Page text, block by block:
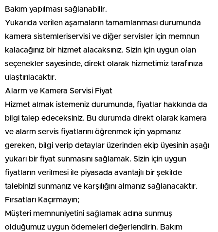
Bakım yapılması sağlanabilir.
Yukarıda verilen aşamaların tamamlanması durumunda
kamera sistemleriservisi ve diğer servisler için memnun
kalacağınız bir hizmet alacaksınız. Sizin için uygun olan
seçenekler sayesinde, direkt olarak hizmetimiz tarafınıza
ulaştırılacaktır.
Alarm ve Kamera Servisi Fiyat
Hizmet almak istemeniz durumunda, fiyatlar hakkında da
bilgi talep edeceksiniz. Bu durumda direkt olarak kamera
ve alarm servis fiyatlarını öğrenmek için yapmanız
gereken, bilgi verip detaylar üzerinden ekip üyesinin aşağı
yukarı bir fiyat sunmasını sağlamak. Sizin için uygun
fiyatların verilmesi ile piyasada avantajlı bir şekilde
talebinizi sunmanız ve karşılığını almanız sağlanacaktır.
Fırsatları Kaçırmayın;
Müşteri memnuniyetini sağlamak adına sunmuş
olduğumuz uygun ödemeleri değerlendirin. Bakım